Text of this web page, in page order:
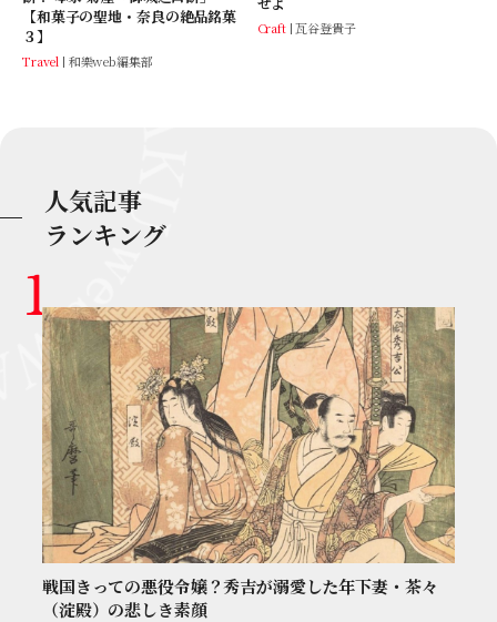
【和菓子の聖地・奈良の絶品銘菓
３】
Travel 和樂web編集部
Craft 瓦谷登貴子
人気記事
ランキング
戦国きっての悪役令嬢？秀吉が溺愛した年下妻・茶々
（淀殿）の悲しき素顔